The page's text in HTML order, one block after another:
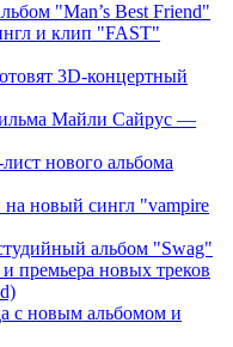
"Man’s Best Friend"
и клип "FAST"
3D-концертный
Майли Сайрус —
нового альбома
новый сингл "vampire
альбом "Swag"
премьера новых треков
с новым альбомом и